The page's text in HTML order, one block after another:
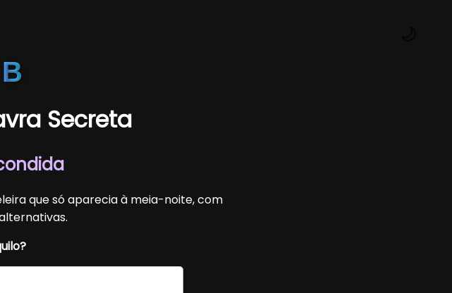
Secreta
que só aparecia à meia-noite, com